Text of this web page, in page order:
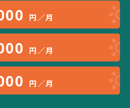
円／月
円／月
円／月